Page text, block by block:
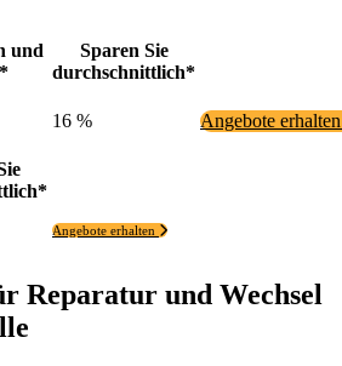
und
Sparen Sie
durchschnittlich*
16 % Angebote
Angebote erhalten
Reparatur und Wechsel